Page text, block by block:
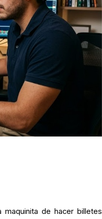
de hacer billetes